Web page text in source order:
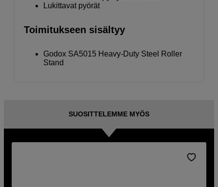
Lukittavat pyörät
Toimitukseen sisältyy
Godox SA5015 Heavy-Duty Steel Roller
Stand
SUOSITTELEMME MYÖS